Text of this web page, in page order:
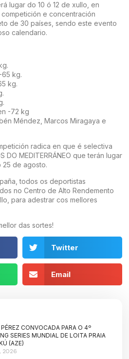
lugar do 10 ó 12 de xullo, en
e concentración
de 30 países, sendo este evento
calendario.
65 kg.
kg.
-72 kg
Méndez, Marcos Miragaya e
radica en que é selectiva
DO MEDITERRÁNEO que terán lugar
25 de agosto.
todos os deportistas
no Centro de Alto Rendemento
para adestrar cos mellores
das sortes!
Twitter
Email
CONVOCADA PARA O 4º
SERIES MUNDIAL DE LOITA PRAIA
(AZE)
2026